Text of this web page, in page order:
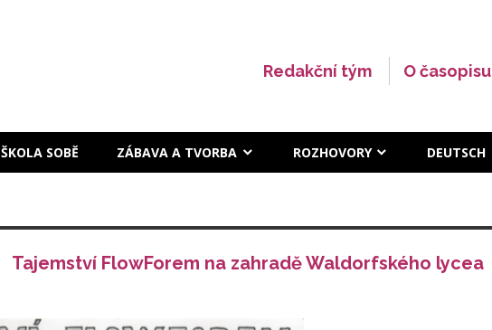
Redakční tým O časopisu
ŠKOLA SOBĚ ZÁBAVA A TVORBA ROZHOVORY DEUTSCH
Tajemství FlowForem na zahradě Waldorfského lycea